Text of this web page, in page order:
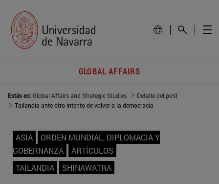
GLOBAL AFFAIRS
Estás en:Global Affairs and Strategic Studies
Detalle del post
Tailandia ante otro intento de volver a la democracia
ASIA
ORDEN MUNDIAL, DIPLOMACIA Y
GOBERNANZA
ARTÍCULOS
TAILANDIA
SHINAWATRA